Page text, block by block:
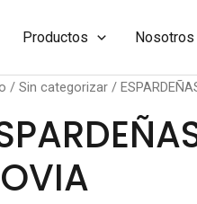
Productos Nosotros
/ Sin categorizar /